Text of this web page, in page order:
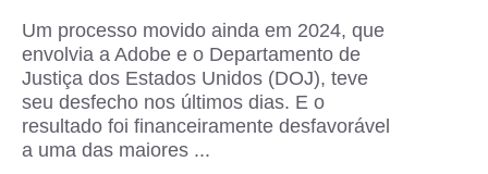
Um processo movido ainda em 2024, que
envolvia a Adobe e o Departamento de
Justiça dos Estados Unidos (DOJ), teve
seu desfecho nos últimos dias. E o
resultado foi financeiramente desfavorável
a uma das maiores ...